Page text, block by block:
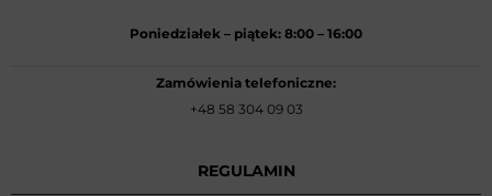
Poniedziałek – piątek: 8:00 – 16:00
Zamówienia telefoniczne:
+48 58 304 09 03
REGULAMIN